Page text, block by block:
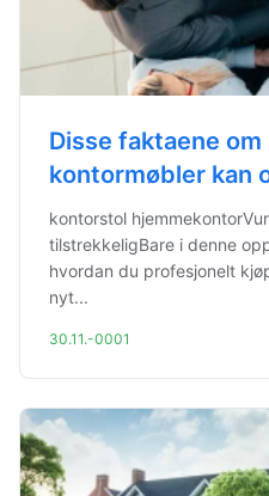
Disse faktaene
kontormøbler kan
kontorstol
tilstrekkeligBare i denne
hvordan du profesjonelt
nyt...
30.11.-0001